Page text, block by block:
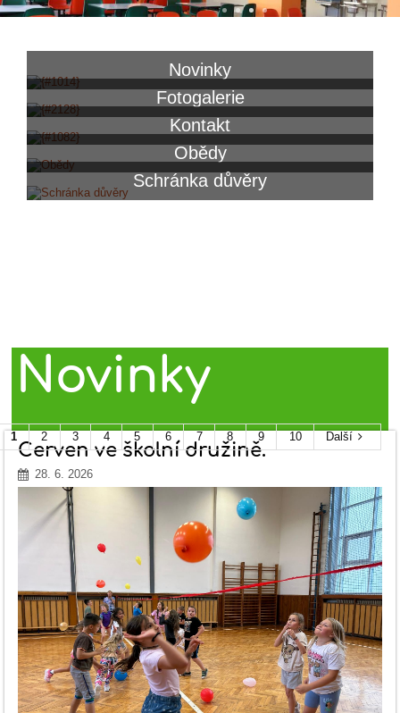
Velká tělocvična
Novinky
Fotogalerie
Kontakt
Obědy
Schránka důvěry
Novinky
Červen ve školní družině.
28. 6. 2026
1 2 3 4 5 6 7 8 9 10 Další